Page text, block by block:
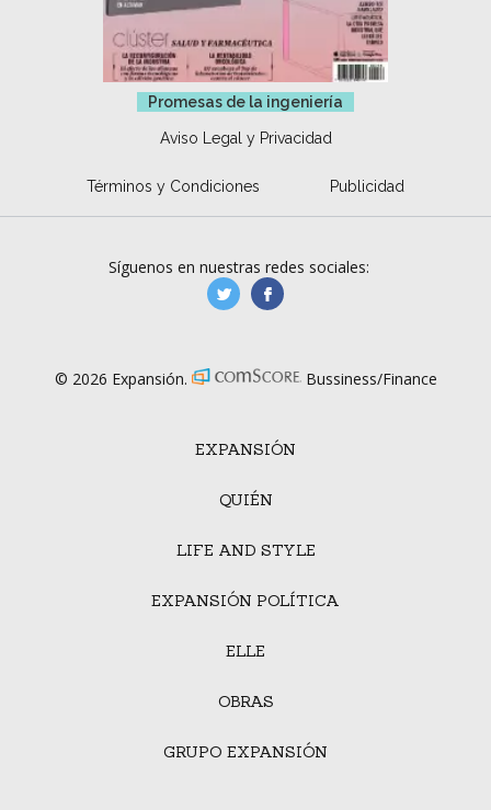
Promesas de la ingeniería
Aviso Legal y Privacidad
Términos y Condiciones Publicidad
EXPANSIÓN
QUIÉN
LIFE AND STYLE
EXPANSIÓN POLÍTICA
ELLE
OBRAS
GRUPO EXPANSIÓN
Síguenos en nuestras redes sociales:
manufacturaGE
© 2026 Expansión. Bussiness/Finance